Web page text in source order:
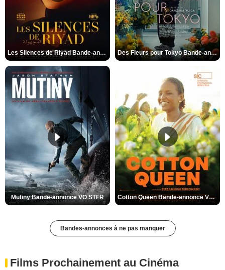
Les Silences de Riyad Bande-annonce VO STFR Des Fleurs pour Tokyo Bande-annonce VO STFR
Mutiny Bande-annonce VO STFR Cotton Queen Bande-annonce VO STFR
Bandes-annonces à ne pas manquer
Films Prochainement au Cinéma